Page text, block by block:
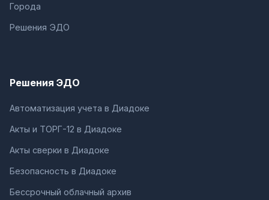
Города
Решения ЭДО
Решения ЭДО
Автоматизация учета в Диадоке
Акты и ТОРГ-12 в Диадоке
Акты сверки в Диадоке
Безопасность в Диадоке
Бессрочный облачный архив